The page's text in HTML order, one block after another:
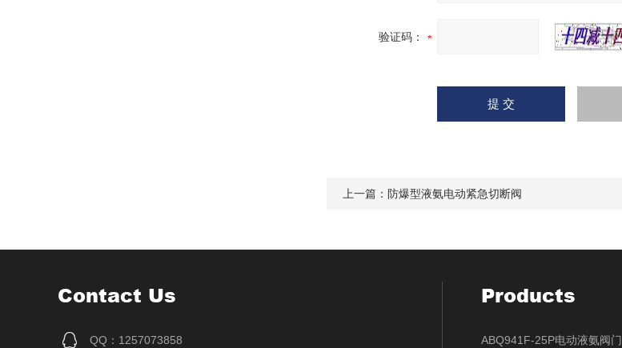
验证码：
上一篇： 防爆型液氨电动紧急切断阀
Contact Us
QQ：1257073858
Products
ABQ941F-25P电动液氨阀门